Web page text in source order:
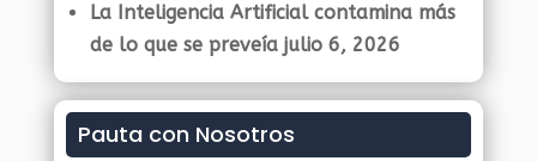
La Inteligencia Artificial contamina más
de lo que se preveía julio 6, 2026
Pauta con Nosotros